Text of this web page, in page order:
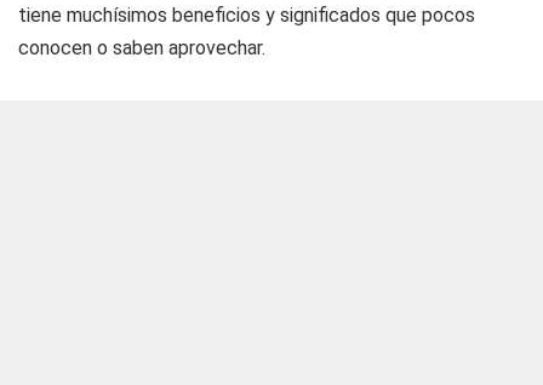
tiene muchísimos beneficios y significados que pocos
conocen o saben aprovechar.